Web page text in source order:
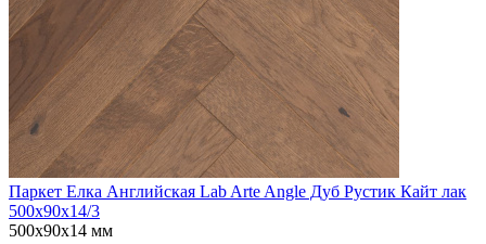
Паркет Елка Английская Lab Arte Angle Дуб Рустик Кайт лак
500х90х14/3
500х90х14 мм